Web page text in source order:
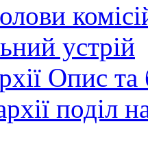
устрій
Опис та
поділ